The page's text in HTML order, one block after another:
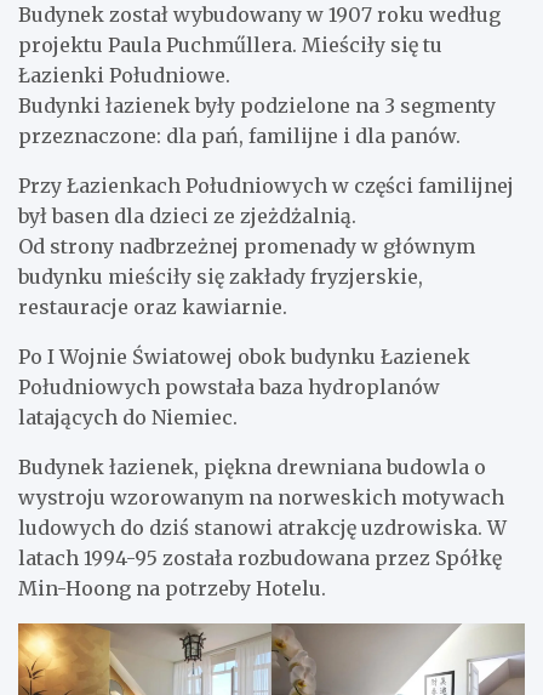
Budynek został wybudowany w 1907 roku według
projektu Paula Puchműllera. Mieściły się tu
Łazienki Południowe.
Budynki łazienek były podzielone na 3 segmenty
przeznaczone: dla pań, familijne i dla panów.
Przy Łazienkach Południowych w części familijnej
był basen dla dzieci ze zjeżdżalnią.
Od strony nadbrzeżnej promenady w głównym
budynku mieściły się zakłady fryzjerskie,
restauracje oraz kawiarnie.
Po I Wojnie Światowej obok budynku Łazienek
Południowych powstała baza hydroplanów
latających do Niemiec.
Budynek łazienek, piękna drewniana budowla o
wystroju wzorowanym na norweskich motywach
ludowych do dziś stanowi atrakcję uzdrowiska. W
latach 1994-95 została rozbudowana przez Spółkę
Min-Hoong na potrzeby Hotelu.